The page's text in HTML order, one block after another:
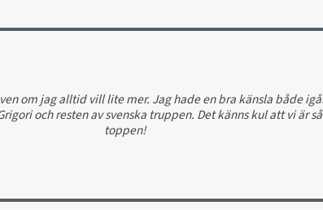
om jag alltid vill lite mer. Jag hade en bra känsla både
och resten av svenska truppen. Det känns kul att vi är
toppen!